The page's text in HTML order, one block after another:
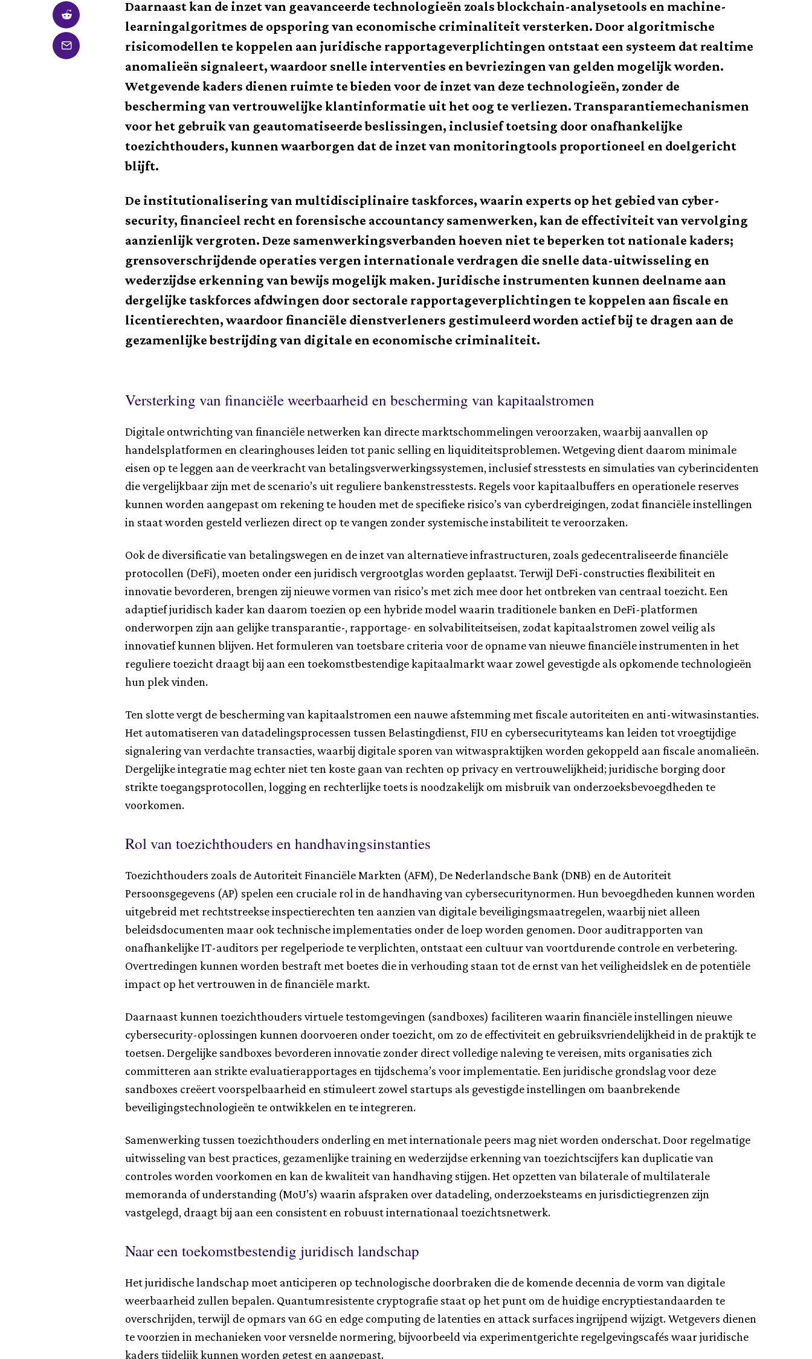
Daarnaast kan de inzet van geavanceerde technologieën zoals blockchain-analysetools en machine­
learning­algoritmes de opsporing van economische criminaliteit versterken. Door algoritmische
risicomodellen te koppelen aan juridische rapportageverplichtingen ontstaat een systeem dat realtime
anomalieën signaleert, waardoor snelle interventies en bevriezingen van gelden mogelijk worden.
Wetgevende kaders dienen ruimte te bieden voor de inzet van deze technologieën, zonder de
bescherming van vertrouwelijke klantinformatie uit het oog te verliezen. Transparantiemechanismen
voor het gebruik van geautomatiseerde beslissingen, inclusief toetsing door onafhankelijke
toezichthouders, kunnen waarborgen dat de inzet van monitoringtools proportioneel en doelgericht
blijft.
De institutionalisering van multidisciplinaire taskforces, waarin experts op het gebied van cyber­
security, financieel recht en forensische accountancy samenwerken, kan de effectiviteit van vervolging
aanzienlijk vergroten. Deze samenwerkingsverbanden hoeven niet te beperken tot nationale kaders;
grensoverschrijdende operaties vergen internationale verdragen die snelle data-uitwisseling en
wederzijdse erkenning van bewijs mogelijk maken. Juridische instrumenten kunnen deelname aan
dergelijke taskforces afdwingen door sectorale rapportageverplichtingen te koppelen aan fiscale en
licentierechten, waardoor financiële dienstverleners gestimuleerd worden actief bij te dragen aan de
gezamenlijke bestrijding van digitale en economische criminaliteit.
Versterking van financiële weerbaarheid en bescherming van kapitaalstromen
Digitale ontwrichting van financiële netwerken kan directe marktschommelingen veroorzaken, waarbij aanvallen op
handelsplatformen en clearinghouses leiden tot panic selling en liquiditeitsproblemen. Wetgeving dient daarom minimale
eisen op te leggen aan de veerkracht van betalings­verwerkingssystemen, inclusief stress­tests en simulaties van cyberincidenten
die vergelijkbaar zijn met de scenario’s uit reguliere bankenstress­tests. Regels voor kapitaalbuffers en operationele reserves
kunnen worden aangepast om rekening te houden met de specifieke risico’s van cyberdreigingen, zodat financiële instellingen
in staat worden gesteld verliezen direct op te vangen zonder systemische instabiliteit te veroorzaken.
Ook de diversificatie van betalingswegen en de inzet van alternatieve infrastructuren, zoals gedecentraliseerde financiële
protocollen (DeFi), moeten onder een juridisch vergrootglas worden geplaatst. Terwijl DeFi-constructies flexibiliteit en
innovatie bevorderen, brengen zij nieuwe vormen van risico’s met zich mee door het ontbreken van centraal toezicht. Een
adaptief juridisch kader kan daarom toezien op een hybride model waarin traditionele banken en DeFi-platformen
onderworpen zijn aan gelijke transparantie-, rapportage- en solvabiliteitseisen, zodat kapitaalstromen zowel veilig als
innovatief kunnen blijven. Het formuleren van toetsbare criteria voor de opname van nieuwe financiële instrumenten in het
reguliere toezicht draagt bij aan een toekomstbestendige kapitaalmarkt waar zowel gevestigde als opkomende technologieën
hun plek vinden.
Ten slotte vergt de bescherming van kapitaalstromen een nauwe afstemming met fiscale autoriteiten en anti-witwasinstanties.
Het automatiseren van datadelingsprocessen tussen Belastingdienst, FIU en cybersecurity­teams kan leiden tot vroegtijdige
signalering van verdachte transacties, waarbij digitale sporen van witwaspraktijken worden gekoppeld aan fiscale anomalieën.
Dergelijke integratie mag echter niet ten koste gaan van rechten op privacy en vertrouwelijkheid; juridische borging door
strikte toegangs­protocollen, logging en rechterlijke toets is noodzakelijk om misbruik van onderzoeksbevoegdheden te
voorkomen.
Rol van toezichthouders en handhavingsinstanties
Toezichthouders zoals de Autoriteit Financiële Markten (AFM), De Nederlandsche Bank (DNB) en de Autoriteit
Persoonsgegevens (AP) spelen een cruciale rol in de handhaving van cybersecurity­normen. Hun bevoegdheden kunnen worden
uitgebreid met rechtstreekse inspectierechten ten aanzien van digitale beveiligingsmaatregelen, waarbij niet alleen
beleidsdocumenten maar ook technische implementaties onder de loep worden genomen. Door auditrapporten van
onafhankelijke IT-auditors per regelperiode te verplichten, ontstaat een cultuur van voortdurende controle en verbetering.
Overtredingen kunnen worden bestraft met boetes die in verhouding staan tot de ernst van het veiligheidslek en de potentiële
impact op het vertrouwen in de financiële markt.
Daarnaast kunnen toezichthouders virtuele testomgevingen (sandboxes) faciliteren waarin financiële instellingen nieuwe
cybersecurity-oplossingen kunnen doorvoeren onder toezicht, om zo de effectiviteit en gebruiksvriendelijkheid in de praktijk te
toetsen. Dergelijke sandboxes bevorderen innovatie zonder direct volledige naleving te vereisen, mits organisaties zich
committeren aan strikte evaluatierapportages en tijdschema’s voor implementatie. Een juridische grondslag voor deze
sandboxes creëert voorspelbaarheid en stimuleert zowel startups als gevestigde instellingen om baanbrekende
beveiligingstechnologieën te ontwikkelen en te integreren.
Samenwerking tussen toezichthouders onderling en met internationale peers mag niet worden onderschat. Door regelmatige
uitwisseling van best practices, gezamenlijke training en wederzijdse erkenning van toezichtscijfers kan duplicatie van
controles worden voorkomen en kan de kwaliteit van handhaving stijgen. Het opzetten van bilaterale of multilaterale
memoranda of understanding (MoU’s) waarin afspraken over datadeling, onderzoeksteams en jurisdictiegrenzen zijn
vastgelegd, draagt bij aan een consistent en robuust internationaal toezichtsnetwerk.
Naar een toekomstbestendig juridisch landschap
Het juridische landschap moet anticiperen op technologische doorbraken die de komende decennia de vorm van digitale
weerbaarheid zullen bepalen. Quantumresistente cryptografie staat op het punt om de huidige encryptiestandaarden te
overschrijden, terwijl de opmars van 6G en edge computing de latenties en attack surfaces ingrijpend wijzigt. Wetgevers dienen
te voorzien in mechanieken voor versnelde normering, bijvoorbeeld via experimentgerichte regelgevingscafés waar juridische
kaders tijdelijk kunnen worden getest en aangepast.